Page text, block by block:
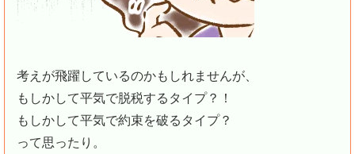
考えが飛躍しているのかもしれませんが、
もしかして平気で脱税するタイプ？！
もしかして平気で約束を破るタイプ？
って思ったり。